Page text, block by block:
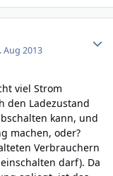
Aug 2013
viel Strom
den Ladezustand
kann, und
machen, oder?
Verbrauchern
darf). Da